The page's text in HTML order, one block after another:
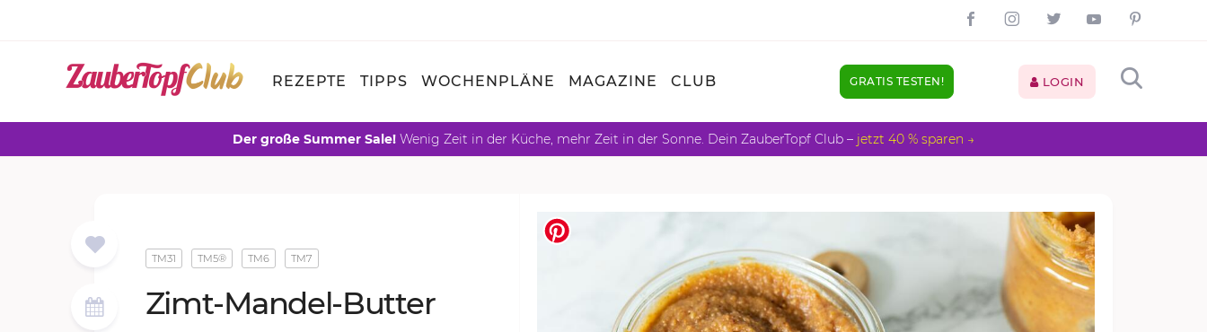
REZEPTE TIPPS WOCHENPLÄNE MAGAZINE CLUB GRATIS TESTEN! LOGIN
Der große Summer Sale! Wenig Zeit in der Küche, mehr Zeit in der Sonne. Dein ZauberTopf Club – jetzt 40 % sparen →
TM31 TM5® TM6 TM7
Zimt-Man­del-But­ter